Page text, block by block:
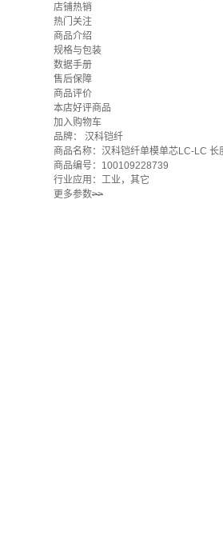
店铺热销
热门关注
商品介绍
规格与包装
数据手册
售后保障
商品评价
本店好评商品
加入购物车
品牌： 汉科铠纤
商品名称：汉科铠纤单模单芯LC-LC 长
商品编号：100109228739
行业应用：工业，其它
更多参数>>